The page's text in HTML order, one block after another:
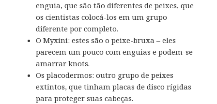
enguia, que são tão diferentes de peixes, que
os cientistas colocá-los em um grupo
diferente por completo.
O Myxini: estes são o peixe-bruxa – eles
parecem um pouco com enguias e podem-se
amarrar knots.
Os placodermos: outro grupo de peixes
extintos, que tinham placas de disco rígidas
para proteger suas cabeças.